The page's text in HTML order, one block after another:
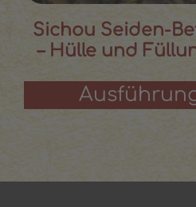
Sichou Seiden-
– Hülle und